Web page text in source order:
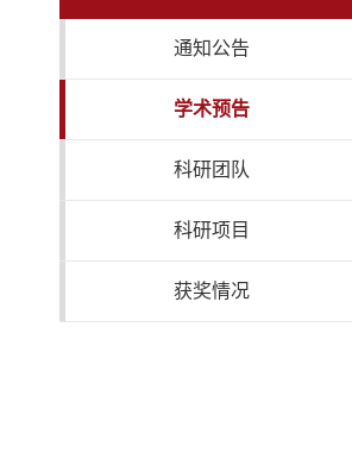
通知公告
学术预告
科研团队
科研项目
获奖情况